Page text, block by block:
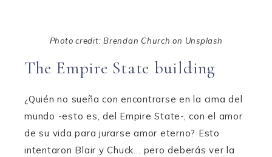
Photo credit: Brendan Church on Unsplash
The Empire State building
¿Quién no sueña con encontrarse en la cima del
mundo -esto es, del Empire State-, con el amor
de su vida para jurarse amor eterno? Esto
intentaron Blair y Chuck… pero deberás ver la